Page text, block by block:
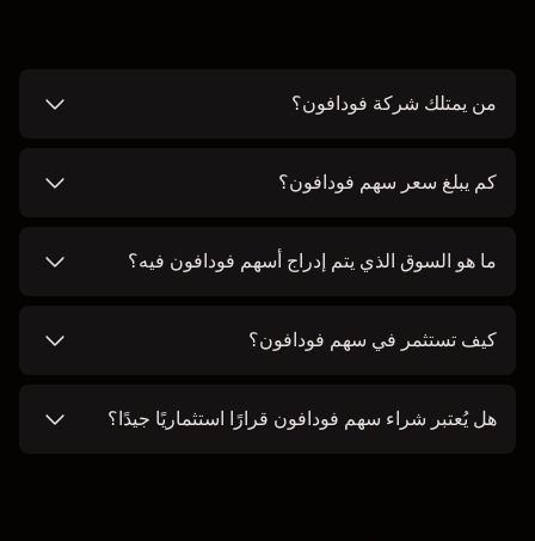
من يمتلك شركة فودافون؟
كم يبلغ سعر سهم فودافون؟
ما هو السوق الذي يتم إدراج أسهم فودافون فيه؟
كيف تستثمر في سهم فودافون؟
هل يُعتبر شراء سهم فودافون قرارًا استثماريًا جيدًا؟